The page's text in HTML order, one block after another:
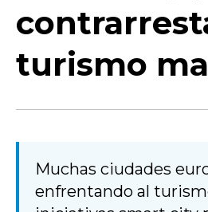
turismo
Muchas ciudades
enfrentando al